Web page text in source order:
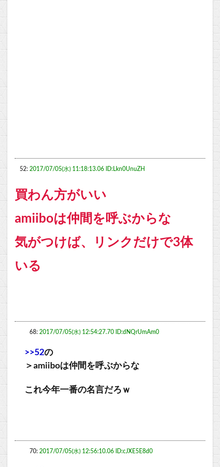
52: 2017/07/05(水) 11:18:13.06 ID:Lkn0UnuZH
買わん方がいい
amiiboは仲間を呼ぶからな
気がつけば、リンクだけで3体
いる
68: 2017/07/05(水) 12:54:27.70 ID:dNQrUmAm0
>>52の
＞amiiboは仲間を呼ぶからな
これ今年一番の名言だろｗ
70: 2017/07/05(水) 12:56:10.06 ID:cJXE5E8d0